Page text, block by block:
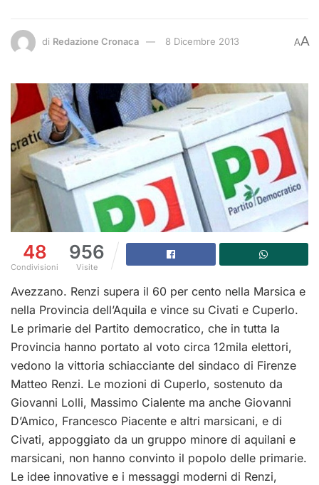
di Redazione Cronaca 8 Dicembre 2013 AA
48
Condivisioni
956
Visite
Avezzano. Renzi supera il 60 per cento nella Marsica e
nella Provincia dell’Aquila e vince su Civati e Cuperlo.
Le primarie del Partito democratico, che in tutta la
Provincia hanno portato al voto circa 12mila elettori,
vedono la vittoria schiacciante del sindaco di Firenze
Matteo Renzi. Le mozioni di Cuperlo, sostenuto da
Giovanni Lolli, Massimo Cialente ma anche Giovanni
D’Amico, Francesco Piacente e altri marsicani, e di
Civati, appoggiato da un gruppo minore di aquilani e
marsicani, non hanno convinto il popolo delle primarie.
Le idee innovative e i messaggi moderni di Renzi,